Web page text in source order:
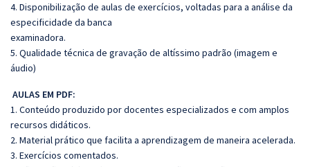
4. Disponibilização de aulas de exercícios, voltadas para a análise da
especificidade da banca
examinadora.
5. Qualidade técnica de gravação de altíssimo padrão (imagem e
áudio)
AULAS EM PDF:
1. Conteúdo produzido por docentes especializados e com amplos
recursos didáticos.
2. Material prático que facilita a aprendizagem de maneira acelerada.
3. Exercícios comentados.